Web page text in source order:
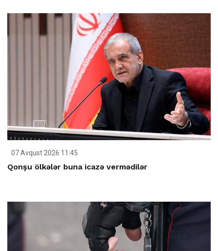
07 Avqust 2026 11:45
Qonşu ölkələr buna icazə vermədilər